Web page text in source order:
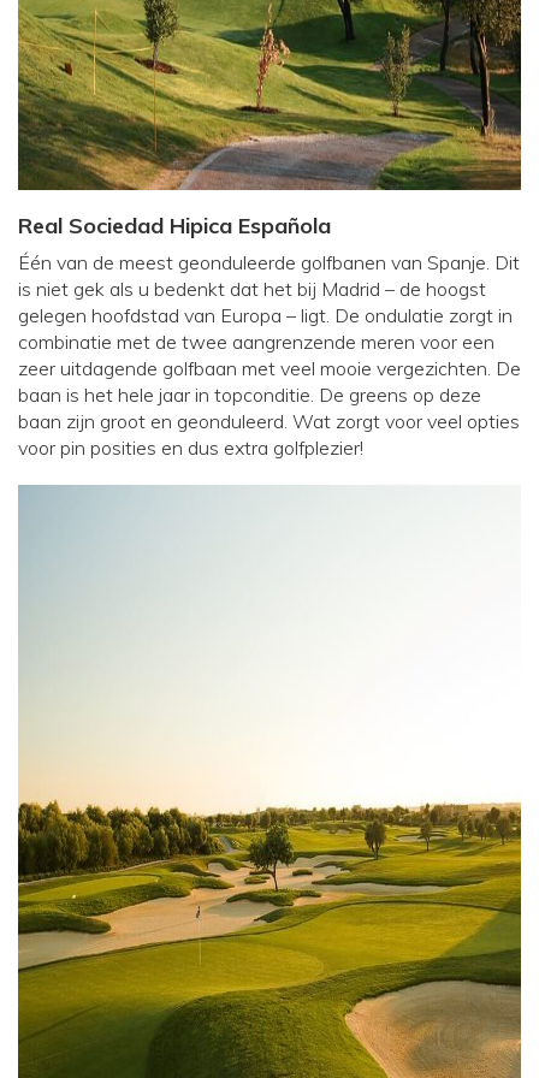
Real Sociedad Hipica Española
Één van de meest geonduleerde golfbanen van Spanje. Dit
is niet gek als u bedenkt dat het bij Madrid – de hoogst
gelegen hoofdstad van Europa – ligt. De ondulatie zorgt in
combinatie met de twee aangrenzende meren voor een
zeer uitdagende golfbaan met veel mooie vergezichten. De
baan is het hele jaar in topconditie. De greens op deze
baan zijn groot en geonduleerd. Wat zorgt voor veel opties
voor pin posities en dus extra golfplezier!